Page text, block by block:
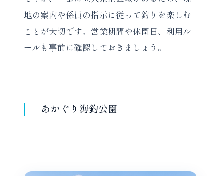
地の案内や係員の指示に従って釣りを楽しむ
ことが大切です。営業期間や休園日、利用ル
ールも事前に確認しておきましょう。
あかぐり海釣公園